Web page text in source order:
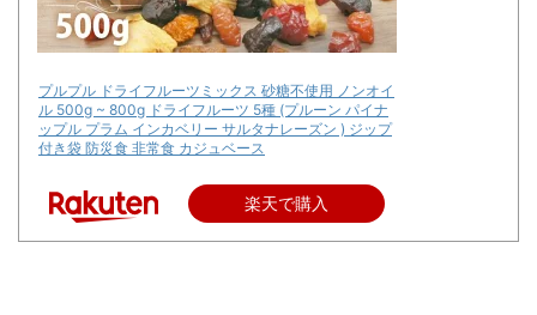
プルプル ドライフルーツミックス 砂糖不使用 ノンオイ
ル 500g ~ 800g ドライフルーツ 5種 (プルーン パイナ
ップル プラム インカベリー サルタナレーズン ) ジップ
付き袋 防災食 非常食 カジュベース
楽天で購入